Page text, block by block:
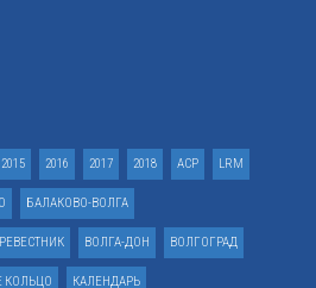
2015 2016 2017 2018 ACP LRM
БАЛАКОВО-ВОЛГА
ВОЛГА-ДОН ВОЛГОГРАД
КОЛЬЦО КАЛЕНДАРЬ